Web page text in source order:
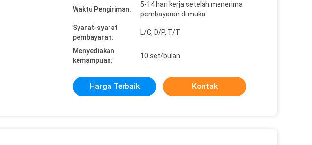
Waktu Pengiriman:
5-14 hari kerja setelah menerima
pembayaran di muka
Syarat-syarat
pembayaran:
L/C, D/P, T/T
Menyediakan
kemampuan:
10 set/bulan
Harga Terbaik Kontak